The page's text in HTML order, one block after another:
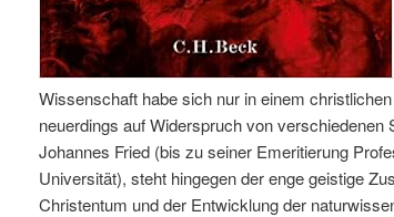
Wissenschaft habe sich nur in einem
neuerdings auf Widerspruch von
Johannes Fried (bis zu seiner Emeritierung
Universität), steht hingegen der enge geistige
Christentum und der Entwicklung der